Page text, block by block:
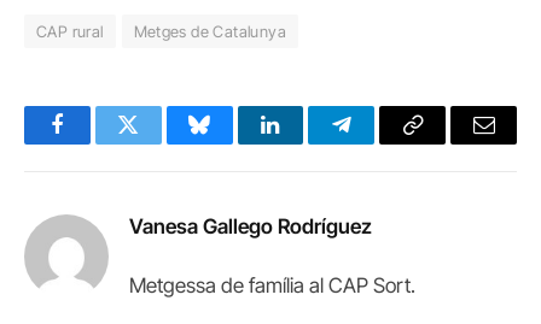
CAP rural Metges de Catalunya
FacebookTwitter BlueskyLinkedInTelegramCopy
Email
Vanesa Gallego Rodríguez
Metgessa de família al CAP Sort.